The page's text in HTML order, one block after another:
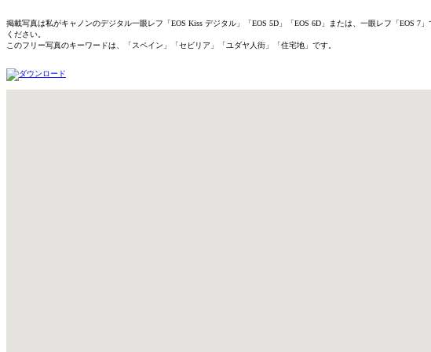
掲載写真は私がキャノンのデジタル一眼レフ「EOS Kiss デジタル」「EOS 5D」「EOS 6D」または、一眼レフ「EOS
ください。
このフリー写真のキーワードは、「スペイン」「セビリア」「ユダヤ人街」「住宅地」です。